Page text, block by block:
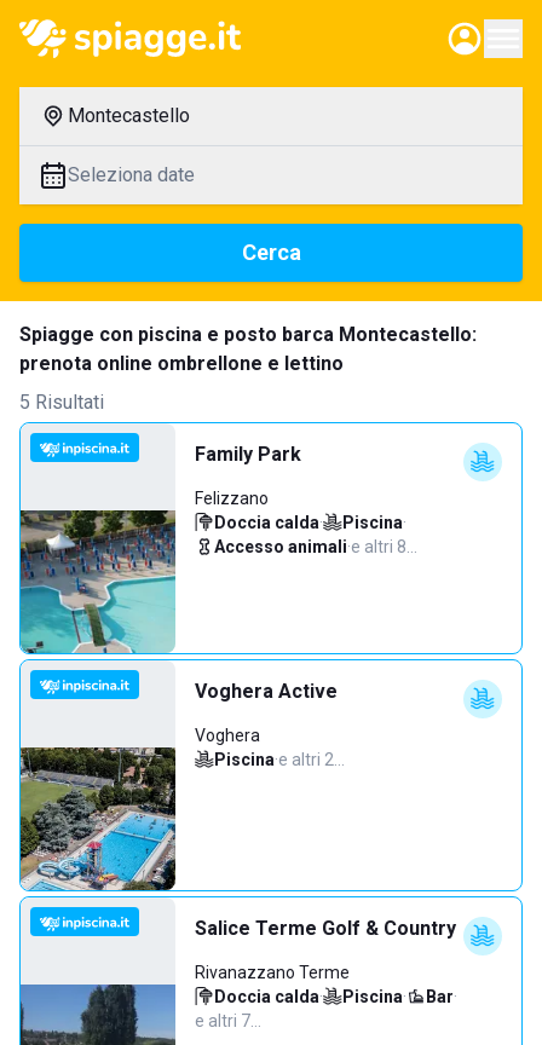
Montecastello
Seleziona date
Cerca
Spiagge con piscina e posto barca Montecastello:
prenota online ombrellone e lettino
5 Risultati
Family Park
Felizzano
Doccia calda· Piscina·
Accesso animali·e altri 8…
Voghera Active
Voghera
Piscina·e altri 2…
Salice Terme Golf & Country
Rivanazzano Terme
Doccia calda· Piscina· Bar·
e altri 7…